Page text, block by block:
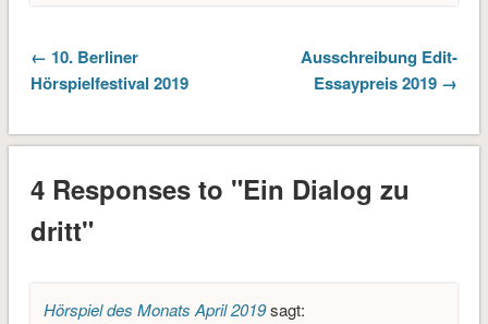
← 10. Berliner
Hörspielfestival 2019
Ausschreibung Edit-
Essaypreis 2019 →
4 Responses to "Ein Dialog zu
dritt"
Hörspiel des Monats April 2019sagt: